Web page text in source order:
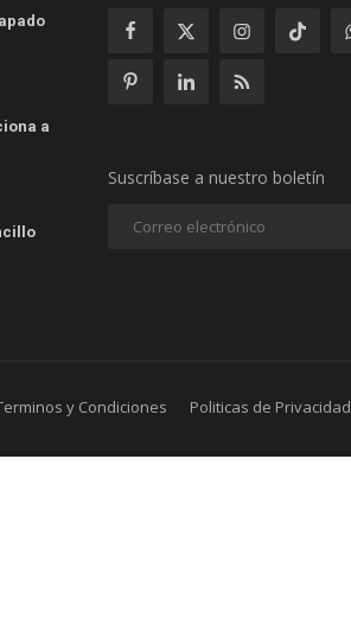
a
Suscríbase a nuestro boletín
y Condiciones Politicas de Privacidad